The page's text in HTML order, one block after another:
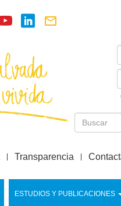
ESTUDIOS Y PUBLICACIONES
Transparencia